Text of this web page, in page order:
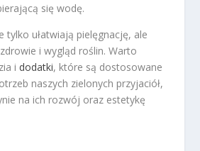
się wodę.
tylko ułatwiają pielęgnację, ale
i wygląd roślin. Warto
i dodatki, które są dostosowane
naszych zielonych przyjaciół,
na ich rozwój oraz estetykę